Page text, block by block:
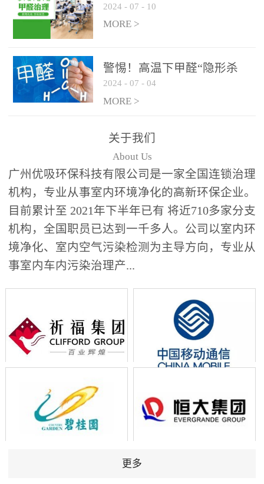
厅关于加强学校新建校舍室
内空气质量管理通知
2024 - 07 - 10
MORE >
警惕！高温下甲醛“隐形杀
手”来袭，你的家安全吗？
2024 - 07 - 04
MORE >
关于我们
About Us
广州优吸环保科技有限公司是一家全国连锁治理
机构，专业从事室内环境净化的高新环保企业。
目前累计至 2021年下半年已有 将近710多家分支
机构，全国职员已达到一千多人。公司以室内环
境净化、室内空气污染检测为主导方向，专业从
事室内车内污染治理产...
更多